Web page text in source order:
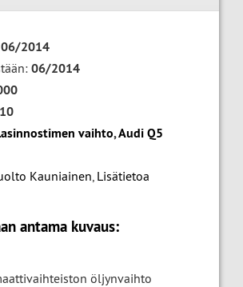
06/2014
06/2014
vaihto,Audi Q5
Kauniainen, Lisätietoa
antama kuvaus:
öljynvaihto